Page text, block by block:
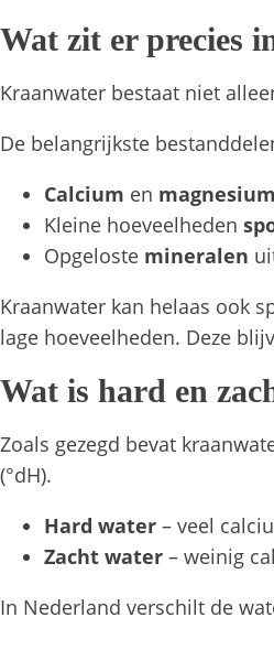
Wat zit er precies
Kraanwater bestaat niet
De belangrijkste
Calcium en magnesium
Kleine hoeveelheden
Opgeloste mineralen
Kraanwater kan helaas ook
lage hoeveelheden. Deze
Wat is hard en
Zoals gezegd bevat
(°dH).
Hard water – veel
Zacht water – weinig
In Nederland verschilt de